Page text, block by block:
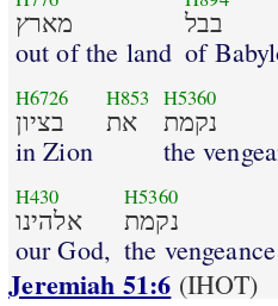
מארץ
out of the land
בבל
of
H6726
בציון
in Zion
H853
את
H5360
נקמת
the
H430
אלהינו
our God,
H5360
נקמת
the vengeance
Jeremiah 51:6 (IHOT)